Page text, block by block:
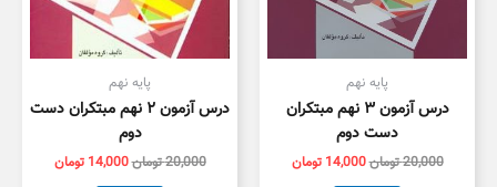
پایه نهم
درس آزمون ۳ نهم مبتکران
دست دوم
20,000تومان14,000 تومان
پایه نهم
درس آزمون ۲ نهم مبتکران دست
دوم
20,000تومان14,000 تومان